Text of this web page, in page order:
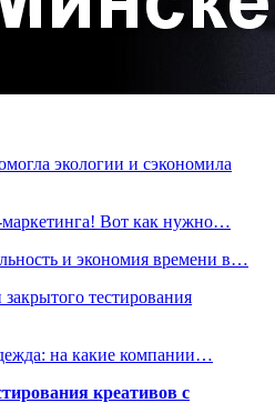
экологии и сэкономила
маркетинга! Вот как нужно…
и экономия времени в…
тестирования
на какие компании…
креативов с